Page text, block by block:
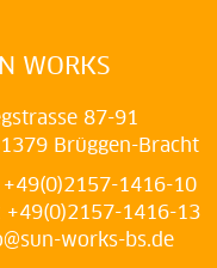
WORKS
87-91
Brüggen-Bracht
+49(0)2157-1416-10
+49(0)2157-1416-13
works-bs.de